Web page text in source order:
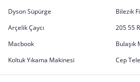
Dyson Süpürge
Bilezik
Arçelik Çaycı
205 55
Macbook
Bulaşık
Koltuk Yıkama Makinesi
Cep